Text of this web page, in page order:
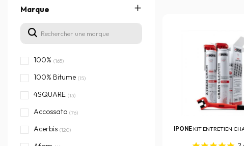
Marque
100% (165)
100% Bitume (15)
4SQUARE (13)
Accossato (76)
Acerbis (120) IPONE KIT ENTRETIEN